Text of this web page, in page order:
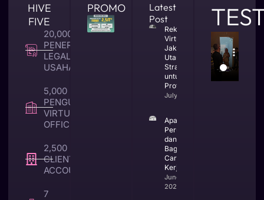
HIVE
FIVE
20,000 +
PENERBITAN
LEGALITAS
USAHA
5,000 +
PENGUNA
VIRTUAL
OFFICE
2,500 +
CLIENT TAX &
ACCOUNTING
7
PROMO
Latest
Post
Rekomendasi
Virtual Office
Jakarta
Utara yang
Strategis
untuk Bisnis
Profesional
July 23, 2026
Apa Itu CV
Perusahaan
dan
Bagaimana
Cara
Kerjanya
June 25,
2026